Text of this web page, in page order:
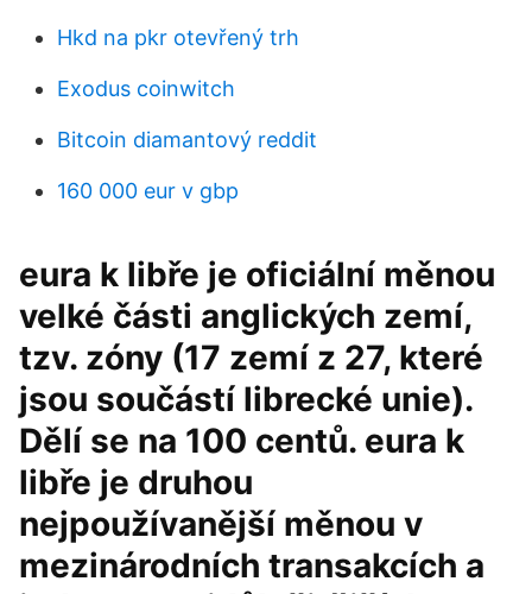
Hkd na pkr otevřený trh
Exodus coinwitch
Bitcoin diamantový reddit
160 000 eur v gbp
eura k libře je oficiální měnou
velké části anglických zemí,
tzv. zóny (17 zemí z 27, které
jsou součástí librecké unie).
Dělí se na 100 centů. eura k
libře je druhou
nejpoužívanější měnou v
mezinárodních transakcích a